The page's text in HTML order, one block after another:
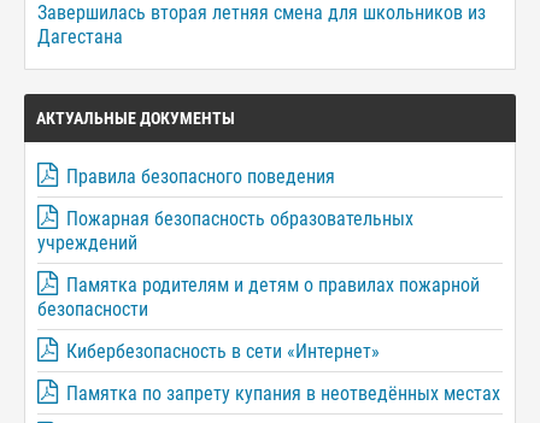
Завершилась вторая летняя смена для школьников из
Дагестана
АКТУАЛЬНЫЕ ДОКУМЕНТЫ
Правила безопасного поведения
Пожарная безопасность образовательных
учреждений
Памятка родителям и детям о правилах пожарной
безопасности
Кибербезопасность в сети «Интернет»
Памятка по запрету купания в неотведённых местах